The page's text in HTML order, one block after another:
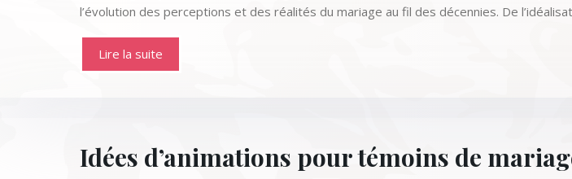
l’évolution des perceptions et des réalités du mariage au fil des décennies. De
Lire la suite
Idées d’animations pour témoins de